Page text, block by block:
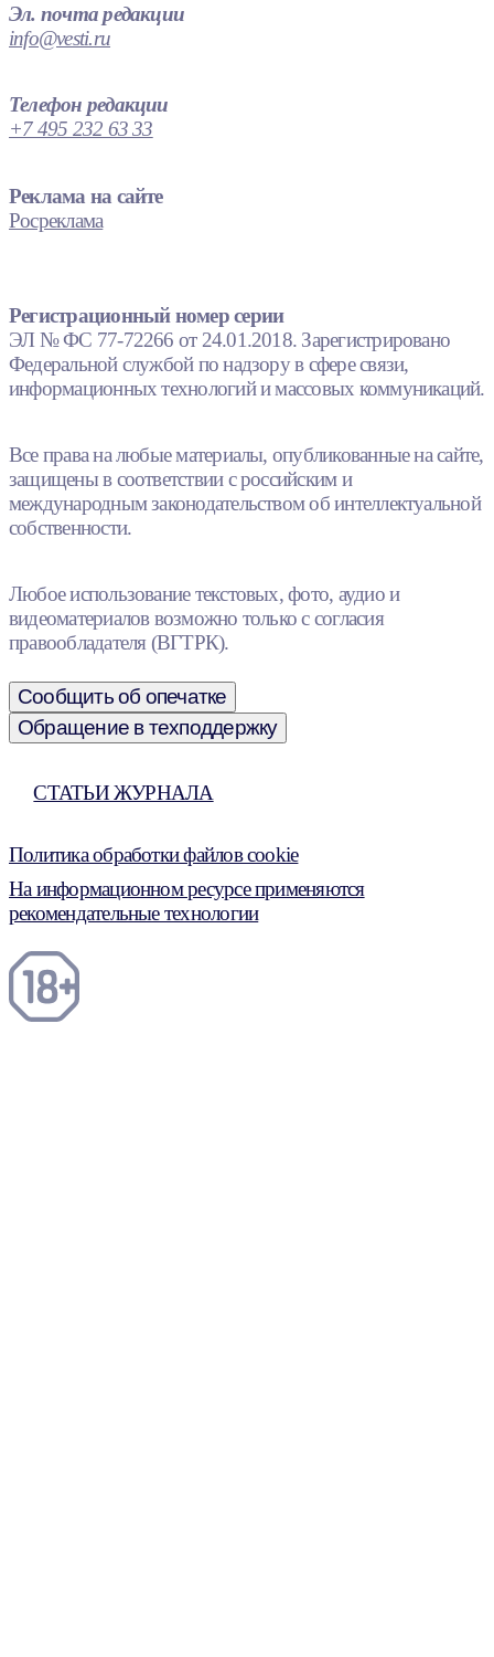
Эл. почта редакции
info@vesti.ru
Телефон редакции
+7 495 232 63 33
Реклама на сайте
Росреклама
Регистрационный номер серии
ЭЛ № ФС 77-72266 от 24.01.2018. Зарегистрировано
Федеральной службой по надзору в сфере связи,
информационных технологий и массовых коммуникаций.
Все права на любые материалы, опубликованные на сайте,
защищены в соответствии с российским и
международным законодательством об интеллектуальной
собственности.
Любое использование текстовых, фото, аудио и
видеоматериалов возможно только с согласия
правообладателя (ВГТРК).
Сообщить об опечатке
Обращение в техподдержку
СТАТЬИ ЖУРНАЛА
Политика обработки файлов cookie
На информационном ресурсе применяются
рекомендательные технологии